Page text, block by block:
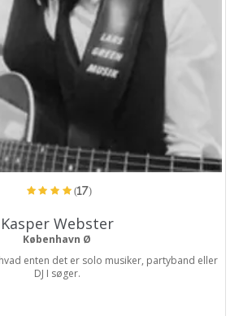
(17)
Kasper Webster
København Ø
enten det er solo musiker, partyband eller
DJ I søger.